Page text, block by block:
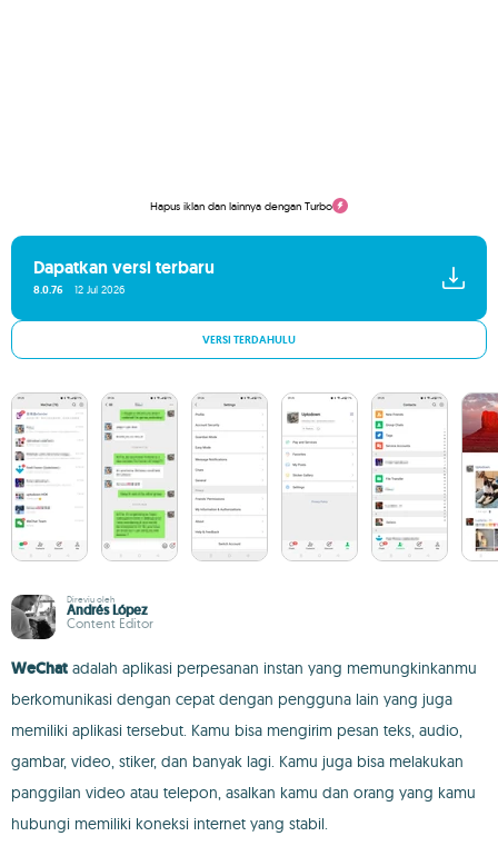
Hapus iklan dan lainnya dengan Turbo
Dapatkan versi terbaru
8.0.76 12 Jul 2026
VERSI TERDAHULU
Direviu oleh
Andrés López
Content Editor
WeChat adalah aplikasi perpesanan instan yang memungkinkanmu
berkomunikasi dengan cepat dengan pengguna lain yang juga
memiliki aplikasi tersebut. Kamu bisa mengirim pesan teks, audio,
gambar, video, stiker, dan banyak lagi. Kamu juga bisa melakukan
panggilan video atau telepon, asalkan kamu dan orang yang kamu
hubungi memiliki koneksi internet yang stabil.